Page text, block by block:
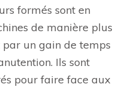
formés sont en
de manière plus
un gain de temps
Ils sont
pour faire face aux